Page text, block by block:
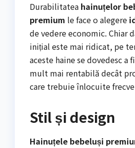
Durabilitatea hainuțelor
premium le face o alegere
de vedere economic. Chiar
inițial este mai ridicat, pe
aceste haine se dovedesc a
mult mai rentabilă decât
care trebuie înlocuite
Stil și design
Hainuțele bebeluși